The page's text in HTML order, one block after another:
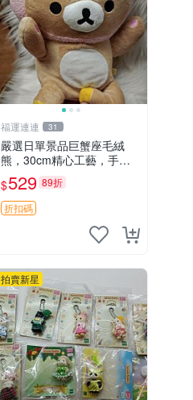
福運連連 31
嚴選日單景品巨蟹座毛絨
熊，30cm精心工藝，手感
軟糯推薦收藏送人 巨蟹座
毛絨玩具 精緻做工
$529 89折
折扣碼
拍賣新星